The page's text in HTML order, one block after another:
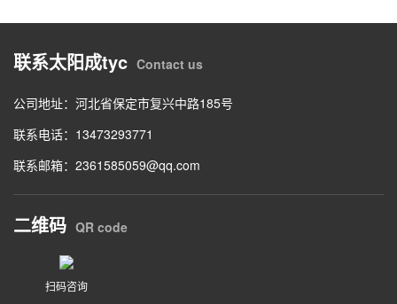
联系太阳成tyc Contact us
公司地址：河北省保定市复兴中路185号
联系电话：13473293771
联系邮箱：2361585059@qq.com
二维码 QR code
扫码咨询